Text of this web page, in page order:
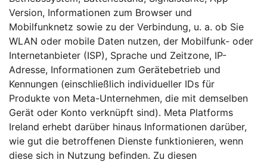
Version, Informationen zum Browser und
Mobilfunknetz sowie zu der Verbindung, u. a. ob Sie
WLAN oder mobile Daten nutzen, der Mobilfunk- oder
Internetanbieter (ISP), Sprache und Zeitzone, IP-
Adresse, Informationen zum Gerätebetrieb und
Kennungen (einschließlich individueller IDs für
Produkte von Meta-Unternehmen, die mit demselben
Gerät oder Konto verknüpft sind). Meta Platforms
Ireland erhebt darüber hinaus Informationen darüber,
wie gut die betroffenen Dienste funktionieren, wenn
diese sich in Nutzung befinden. Zu diesen